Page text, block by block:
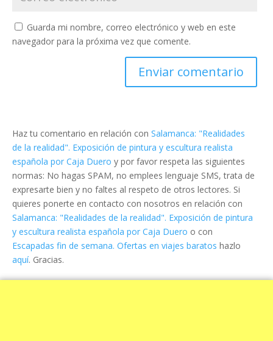
Guarda mi nombre, correo electrónico y web en este
navegador para la próxima vez que comente.
Haz tu comentario en relación con Salamanca: "Realidades
de la realidad". Exposición de pintura y escultura realista
española por Caja Duero y por favor respeta las siguientes
normas: No hagas SPAM, no emplees lenguaje SMS, trata de
expresarte bien y no faltes al respeto de otros lectores. Si
quieres ponerte en contacto con nosotros en relación con
Salamanca: "Realidades de la realidad". Exposición de pintura
y escultura realista española por Caja Duero o con
Escapadas fin de semana. Ofertas en viajes baratos hazlo
aquí. Gracias.